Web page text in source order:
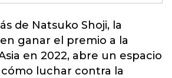
de Natsuko Shoji, la
ganar el premio a la
en 2022, abre un espacio
luchar contra la